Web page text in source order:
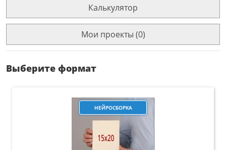
Калькулятор
Мои проекты (0)
Выберите формат
НЕЙРОСБОРКА